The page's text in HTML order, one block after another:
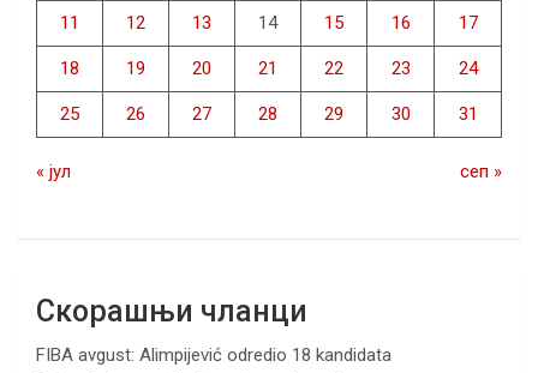
11 12 13 14 15 16 17
18 19 20 21 22 23 24
25 26 27 28 29 30 31
« јул сеп »
Скорашњи чланци
FIBA avgust: Alimpijević odredio 18 kandidata